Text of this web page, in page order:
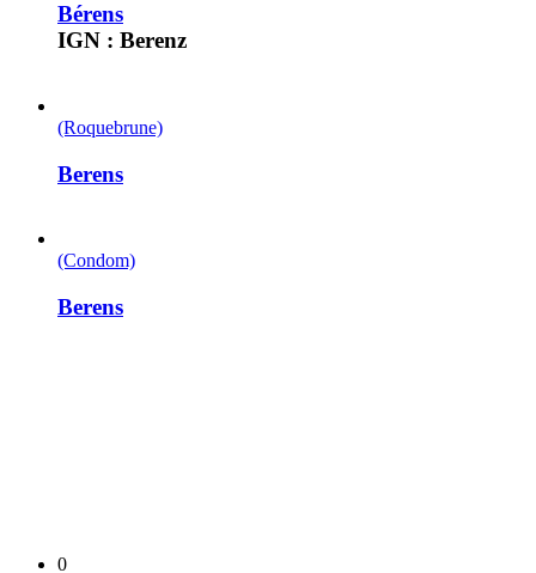
Bérens
IGN : Berenz
(Roquebrune)
Berens
(Condom)
Berens
0